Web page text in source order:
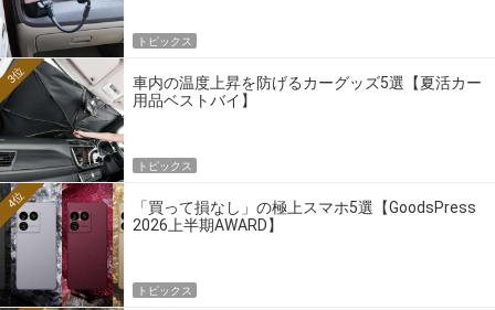
トピックス
車内の温度上昇を防げるカーグッズ5選【夏活カー
用品ベストバイ】
3位
トピックス
「買って損なし」の極上スマホ5選【GoodsPress
2026上半期AWARD】
4位
トピックス